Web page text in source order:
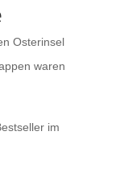
Osterinsel
waren
im